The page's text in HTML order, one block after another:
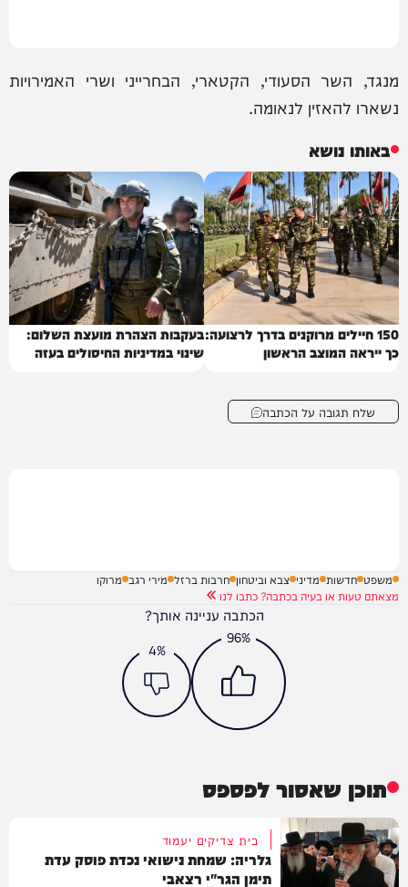
מנגד, השר הסעודי, הקטארי, הבחרייני ושרי האמירויות
נשארו להאזין לנאומה.
באותו נושא
150 חיילים מרוקנים בדרך לרצועה:
כך ייראה המוצב הראשון
בעקבות הצהרת מועצת השלום:
שינוי במדיניות החיסולים בעזה
שלח תגובה על הכתבה
משפט חדשות מדיני צבא וביטחון חרבות ברזל מירי רגב מרוקו
מצאתם טעות או בעיה בכתבה? כתבו לנו
הכתבה עניינה אותך?
96%
4%
תוכן שאסור לפספס
בית צדיקים יעמוד
גלריה: שמחת נישואי נכדת פוסק עדת
תימן הגר"י רצאבי